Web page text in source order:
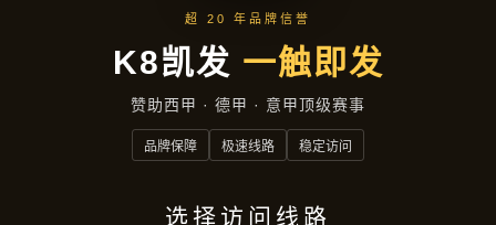
首页 主营产品